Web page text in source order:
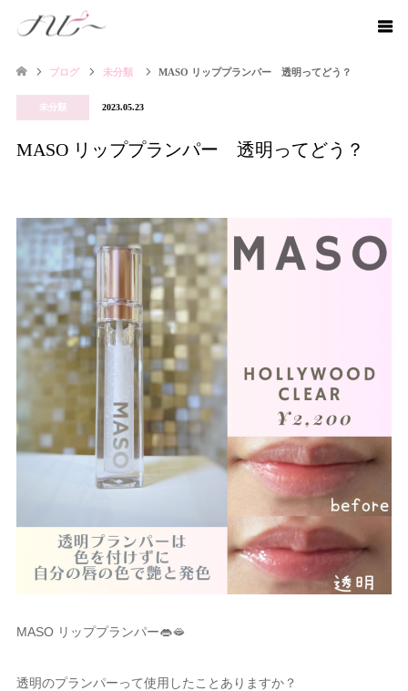
ブログ 未分類 MASO リッププランパー 透明ってどう？
未分類 2023.05.23
MASO リッププランパー 透明ってどう？
MASO リッププランパー👄🫦
透明のプランパーって使用したことありますか？